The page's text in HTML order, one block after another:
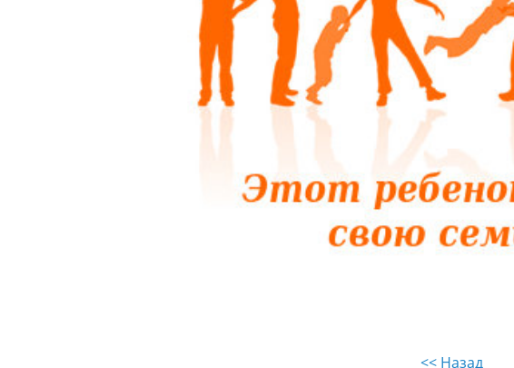
<< Назад